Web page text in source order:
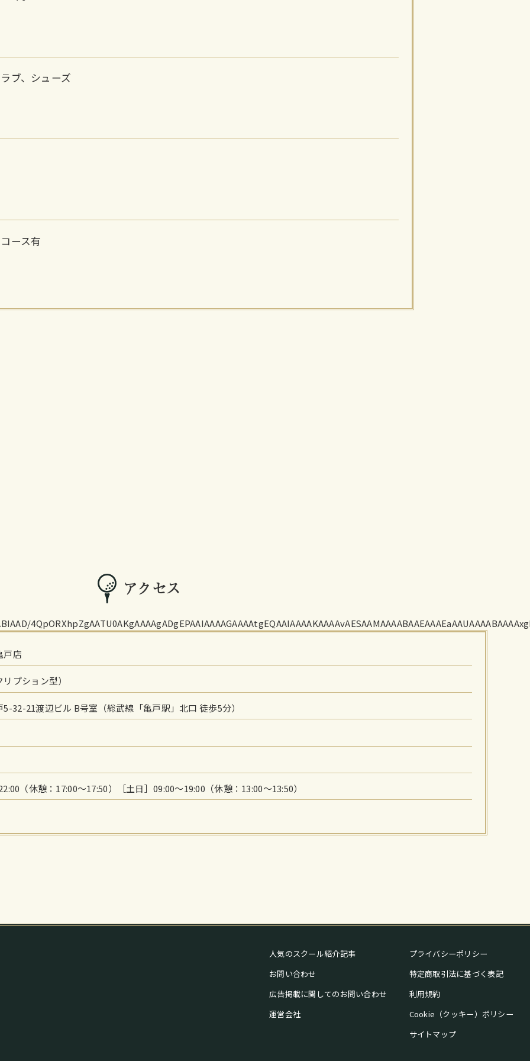
ブ、シューズ
ース有
アクセス
jpeg;base64,/9j/
戸店
プション型）
32-21渡辺ビル B号室（総武線「亀戸駅」北口 徒歩5分）
（休憩：17:00～17:50）［土日］09:00～19:00（休憩：13:00～13:50）
人気のスクール紹介記事
お問い合わせ
広告掲載に関してのお問い合わせ
運営会社
プライバシーポリシー
特定商取引法に基づく表記
利用規約
Cookie（クッキー）ポリシー
サイトマップ